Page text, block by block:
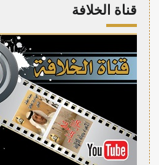
قناة الخلافة